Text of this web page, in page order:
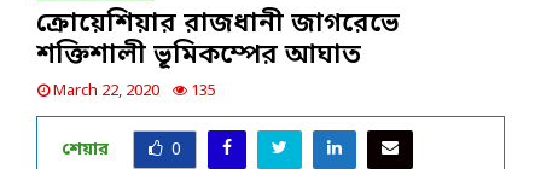
ক্রোয়েশিয়ার রাজধানী জাগরেভে
শক্তিশালী ভূমিকম্পের আঘাত
March 22, 2020 135
শেয়ার 0